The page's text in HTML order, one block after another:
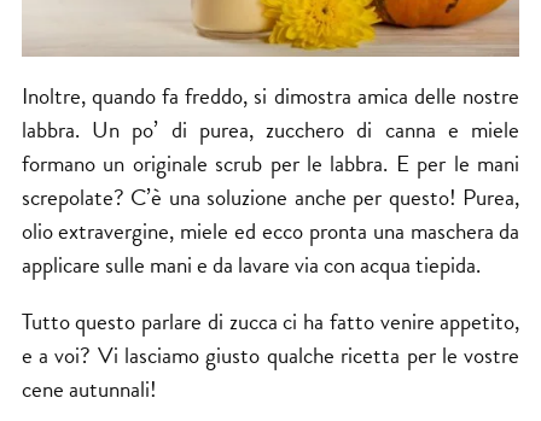
Inoltre, quando fa freddo, si dimostra amica delle nostre
labbra. Un po’ di purea, zucchero di canna e miele
formano un originale scrub per le labbra. E per le mani
screpolate? C’è una soluzione anche per questo! Purea,
olio extravergine, miele ed ecco pronta una maschera da
applicare sulle mani e da lavare via con acqua tiepida.
Tutto questo parlare di zucca ci ha fatto venire appetito,
e a voi? Vi lasciamo giusto qualche ricetta per le vostre
cene autunnali!